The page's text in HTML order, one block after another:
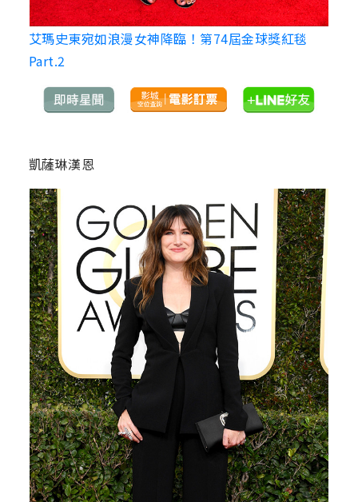
艾瑪史東宛如浪漫女神降臨！第74屆金球獎紅毯
Part.2
凱薩琳漢恩